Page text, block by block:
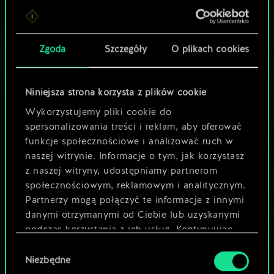
Zgoda Szczegóły O plikach cookies
Niniejsza strona korzysta z plików cookie
Wykorzystujemy pliki cookie do
spersonalizowania treści i reklam, aby oferować
funkcje społecznościowe i analizować ruch w
naszej witrynie. Informacje o tym, jak korzystasz
z naszej witryny, udostępniamy partnerom
społecznościowym, reklamowym i analitycznym.
Partnerzy mogą połączyć te informacje z innymi
danymi otrzymanymi od Ciebie lub uzyskanymi
podczas korzystania z ich usług. Kontynuując
używanie plików cookie.
zgody
Niezbędne
Lubisz grać tą talią?
Pomóż społeczności
odkryć jej
potencjał!
Nazwij talię i opisz swoją strategię
Edytuj talię
LUB